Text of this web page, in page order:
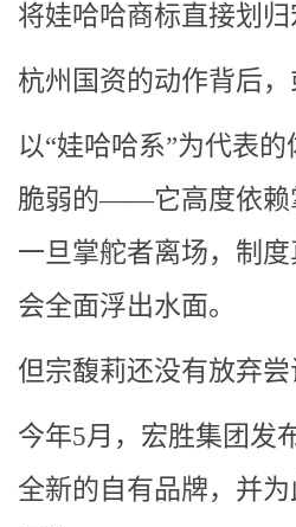
将娃哈哈商标直接划
杭州国资的动作背后
以“娃哈哈系”为代表
脆弱的——它高度依赖
一旦掌舵者离场，制
会全面浮出水面。
但宗馥莉还没有放弃尝
今年5月，宏胜集团发
全新的自有品牌，并